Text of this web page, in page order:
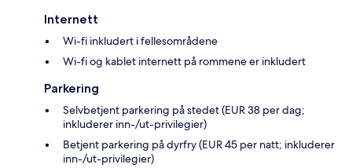
Internett
Wi-fi inkludert i fellesområdene
Wi-fi og kablet internett på rommene er inkludert
Parkering
Selvbetjent parkering på stedet (EUR 38 per dag;
inkluderer inn-/ut-privilegier)
Betjent parkering på dyrfry (EUR 45 per natt; inkluderer
inn-/ut-privilegier)